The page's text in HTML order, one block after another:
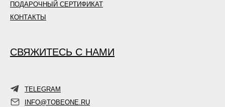
TELEGRAM
INFO@TOBEONE.RU
ПОДАРОЧНЫЙ СЕРТИФИКАТ
КОНТАКТЫ
СВЯЖИТЕСЬ С НАМИ